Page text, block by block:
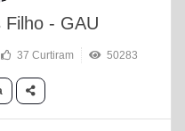
Filho - GAU
37 Curtiram 50283